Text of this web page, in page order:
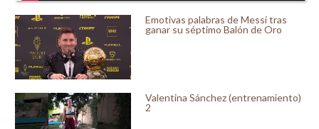
Emotivas palabras de Messi tras
ganar su séptimo Balón de Oro
Valentina Sánchez (entrenamiento)
2